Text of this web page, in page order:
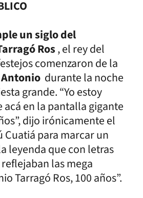
un siglo del
Ros, el rey del
comenzaron de la
Antonio durante la noche
grande. “Yo estoy
en la pantalla gigante
dijo irónicamente el
Cuatiá para marcar un
leyenda que con letras
las mega
Tarragó Ros, 100 años”.